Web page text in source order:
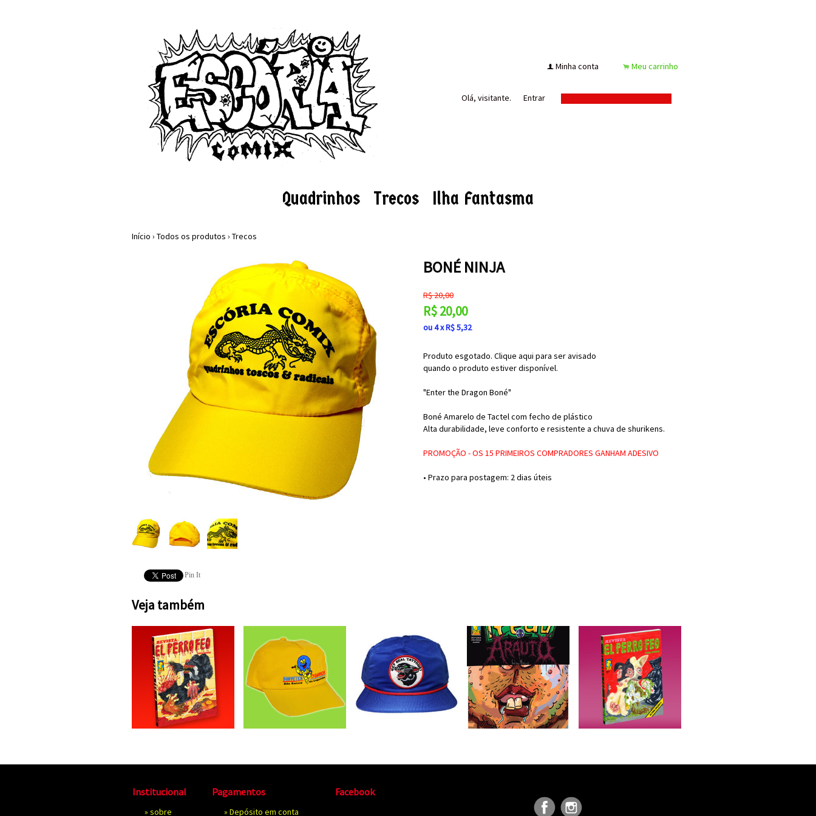
f Minha conta . Meu carrinho
Olá, visitante. Entrar
Quadrinhos Trecos Ilha Fantasma
Início › Todos os produtos › Trecos
Pin It
BONÉ NINJA
R$20,00
R$20,00
ou4xR$5,32
Produto esgotado. Clique aqui para ser avisado
quando o produto estiver disponível.
"Enter the Dragon Boné"
Boné Amarelo de Tactel com fecho de plástico
Alta durabilidade, leve conforto e resistente a chuva de shurikens.
PROMOÇÃO - OS 15 PRIMEIROS COMPRADORES GANHAM ADESIVO
• Prazo para postagem: 2 dias úteis
Veja também
Institucional
» sobre
Pagamentos
» Depósito em conta
Facebook